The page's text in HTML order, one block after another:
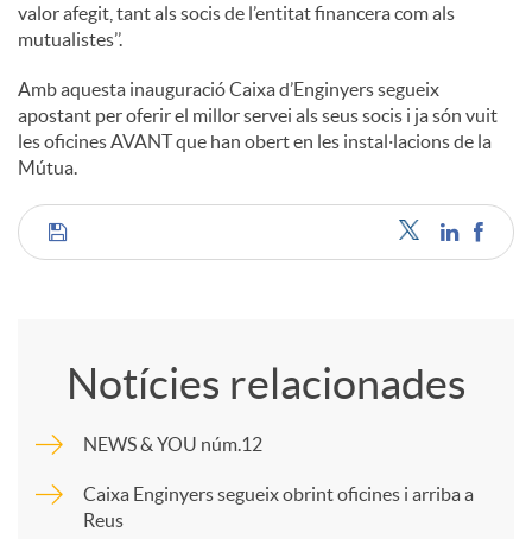
valor afegit, tant als socis de l’entitat financera com als
mutualistes’’.
Amb aquesta inauguració Caixa d’Enginyers segueix
apostant per oferir el millor servei als seus socis i ja són vuit
les oficines AVANT que han obert en les instal·lacions de la
Mútua.
C
m
p
Notícies relacionades
NEWS & YOU núm.12
Caixa Enginyers segueix obrint oficines i arriba a
Reus